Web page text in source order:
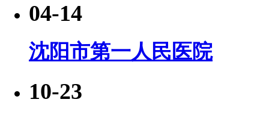
04-14
沈阳市第一人民医院
10-23